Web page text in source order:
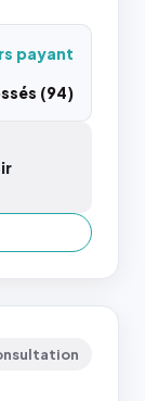
payant
(94)